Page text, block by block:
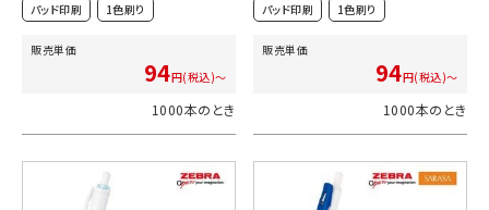
パッド印刷 1色刷り
販売単価
94円(税込)～
1000本のとき
パッド印刷 1色刷り
販売単価
94円(税込)～
1000本のとき